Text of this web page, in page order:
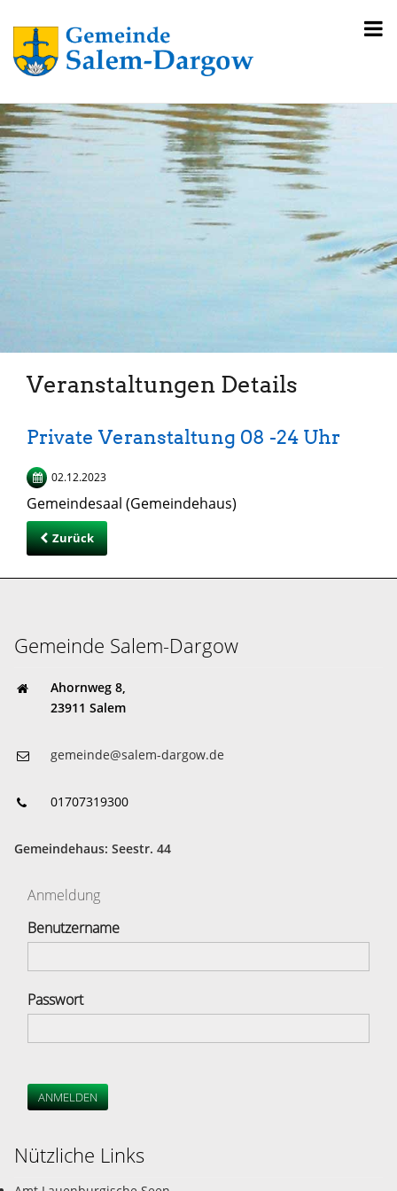
Veranstaltungen Details
Private Veranstaltung 08 -24 Uhr
02.12.2023
Gemeindesaal (Gemeindehaus)
Zurück
Gemeinde Salem-Dargow
Ahornweg 8,
23911 Salem
gemeinde@salem-dargow.de
01707319300
Gemeindehaus: Seestr. 44
Anmeldung
Benutzername
Passwort
ANMELDEN
Nützliche Links